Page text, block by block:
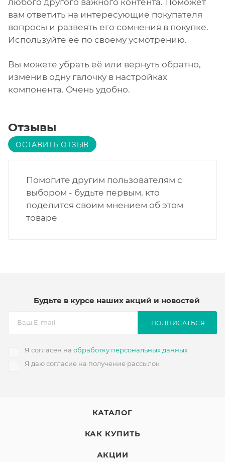
вам ответить на интересующие покупателя
вопросы и развеять его сомнения в покупке.
Используйте её по своему усмотрению.
Вы можете убрать её или вернуть обратно,
изменив одну галочку в настройках
компонента. Очень удобно.
Отзывы
ОСТАВИТЬ ОТЗЫВ
Помогите другим пользователям с
выбором - будьте первым, кто
поделится своим мнением об этом
товаре
Будьте в курсе наших акций и новостей
Я согласен на обработку персональных данных
Я даю согласие на получение рассылок
ПОДПИСАТЬСЯ
КАТАЛОГ
КАК КУПИТЬ
АКЦИИ